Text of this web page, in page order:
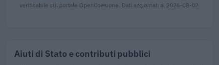
verificabile sul portale OpenCoesione. Dati aggiornati al 2026-08-02.
Aiuti di Stato e contributi pubblici